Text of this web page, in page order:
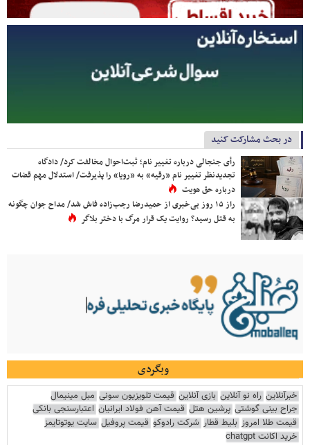
در بحث مشارکت کنید
رأی جنجالی درباره تغییر نام؛ ثبت‌احوال مخالفت کرد/ دادگاه
تجدیدنظر تغییر نام «رقیه» به «رویا» را پذیرفت/ استدلال مهم قضات
درباره حق هویت
راز ۱۵ روز بی‌خبری از حمیدرضا رجب‌زاده فاش شد/ مداح جوان چگونه
به قتل رسید؟ روایت یک قرار مرگ با دختر بلاگر
وبگردی
خبرآنلاین راه نو آنلاین بازی آنلاین قیمت تلویزیون سونی مبل مینیمال
جراح بینی گوشتی پرشین هتل قیمت آهن فولاد ایرانیان اعتبارسنجی بانکی
قیمت طلا امروز بلیط قطار شرکت رادوکو قیمت پروفیل سایت یوتوتایمز
خرید اکانت chatgpt